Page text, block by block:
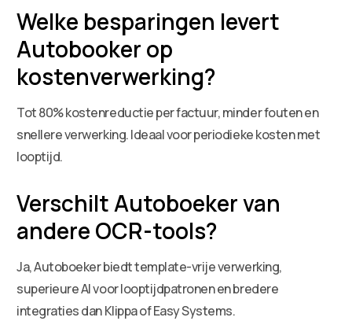
Welke besparingen levert
Autobooker op
kostenverwerking?
Tot 80% kostenreductie per factuur, minder fouten en
snellere verwerking. Ideaal voor periodieke kosten met
looptijd.
Verschilt Autoboeker van
andere OCR-tools?
Ja, Autoboeker biedt template-vrije verwerking,
superieure AI voor looptijdpatronen en bredere
integraties dan Klippa of Easy Systems.